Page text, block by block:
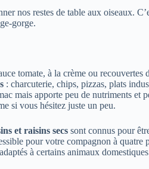
nos restes de table aux oiseaux.
gorge.
tomate, à la crème ou recouvertes
: charcuterie, chips, pizzas, plats
mais apporte peu de nutriments et
si vous hésitez juste un peu.
et raisins secs sont connus pour
pour votre compagnon à quatre
à certains animaux